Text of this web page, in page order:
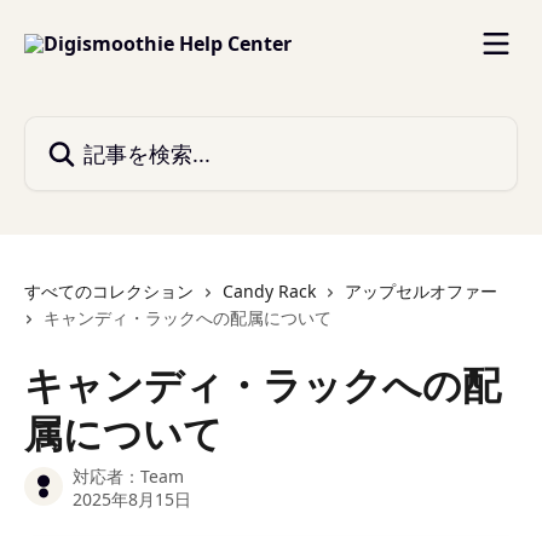
すべてのコレクション Candy Rack
アップセルオファー
キャンディ・ラックへの配属について
キャンディ・ラックへの配
属について
対応者： Team
2025年8月15日